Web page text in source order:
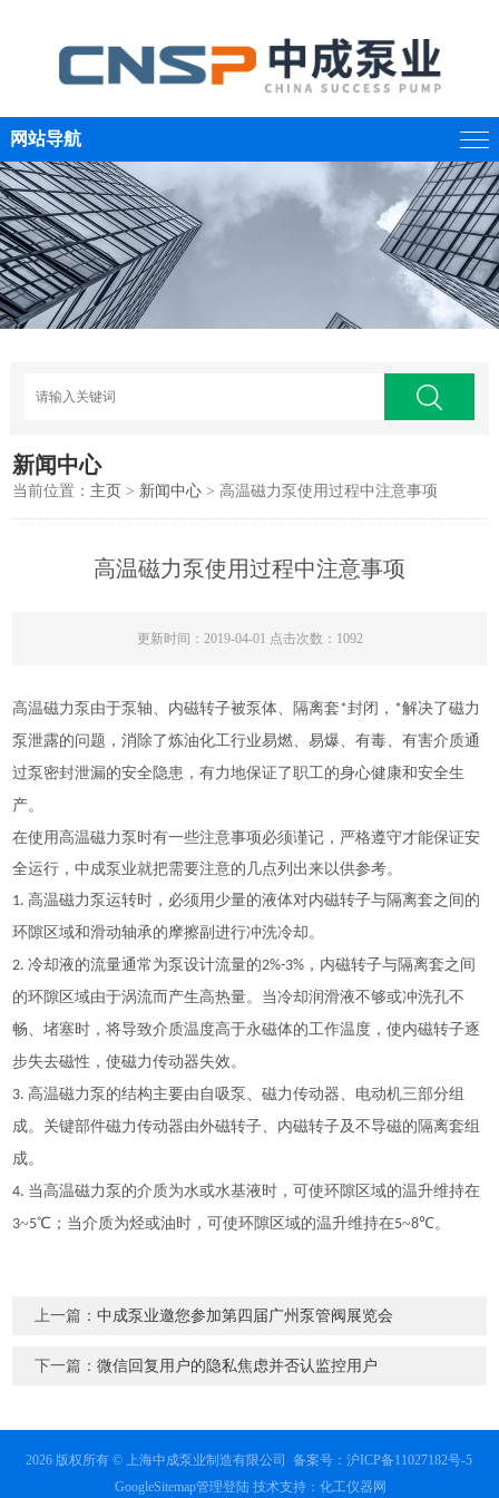
网站导航
新闻中心
当前位置： 主页 > 新闻中心 > 高温磁力泵使用过程中注意事项
高温磁力泵使用过程中注意事项
更新时间：2019-04-01 点击次数：1092
高温磁力泵 由于泵轴、内磁转子被泵体、隔离套*封闭，*解决了磁力
泵泄露的 问题，消除了炼油化工行业易燃、易爆、有毒、有害介质通
过泵密封泄漏的安全隐患，有力地保证了职工的身心健康和安全生
产。
在使用高温磁力泵时有一些注意事项必须谨记，严格遵守才能保证安
全运行，中成泵业就把需要注意的几点列出来以供参考。
1. 高温磁力泵运转时，必须用少量的液体对内磁转子与隔离套之间的
环隙区域和滑动轴承的摩擦副进行冲洗冷却。
2.冷却液的流量通常为泵设计流量的2%-3%，内磁转子与隔离套之间
的环隙区域由于涡流而产生高热量。当冷却润滑液不够或冲洗孔不
畅、堵塞时，将导致介质温度高于永磁体的工作温度，使内磁转子逐
步失去磁性，使磁力传动器失效。
3. 高温磁力泵的结构主要由 自吸泵、磁力传动器、电动机三部分组
成。关键部件磁力传动器由外磁转子、内磁转子及不导磁的隔离套组
成。
4. 当高温磁力泵的介质为水或水基液时，可使环隙区域的温升维持在
3~5℃；当介质为烃或油时，可使环隙区域的温升维持在5~8℃。
上一篇：中成泵业邀您参加第四届广州泵管阀展览会
下一篇：微信回复用户的隐私焦虑并否认监控用户
2026 版权所有 © 上海中成泵业制造有限公司备案号：沪ICP备11027182号-5
GoogleSitemap管理登陆 技术支持：化工仪器网